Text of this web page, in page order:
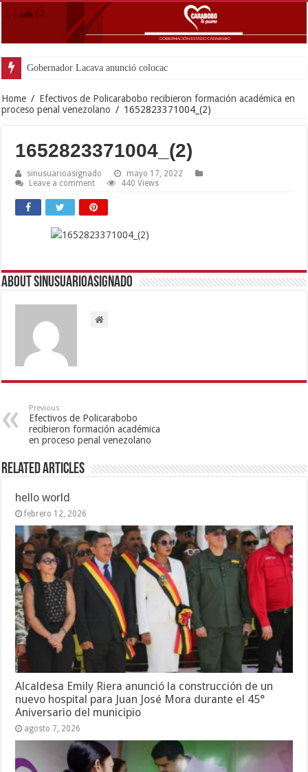
Gobernador Lacava anunció colocación de más de m
Home / Efectivos de Policarabobo recibieron formación académica en
proceso penal venezolano / 1652823371004_(2)
1652823371004_(2)
sinusuarioasignado
mayo 17, 2022
Leave a comment
440 Views
About sinusuarioasignado
Previous
Efectivos de Policarabobo
recibieron formación académica
en proceso penal venezolano
Related Articles
hello world
febrero 12, 2026
Alcaldesa Emily Riera anunció la construcción de un
nuevo hospital para Juan José Mora durante el 45°
Aniversario del municipio
agosto 7, 2026